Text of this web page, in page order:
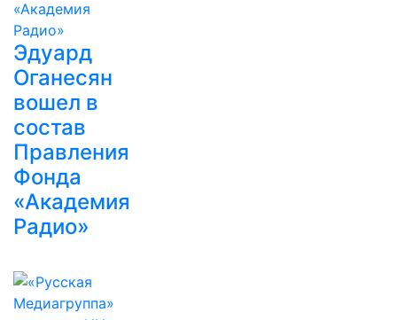
Эдуард
Оганесян
вошел в
состав
Правления
Фонда
«Академия
Радио»